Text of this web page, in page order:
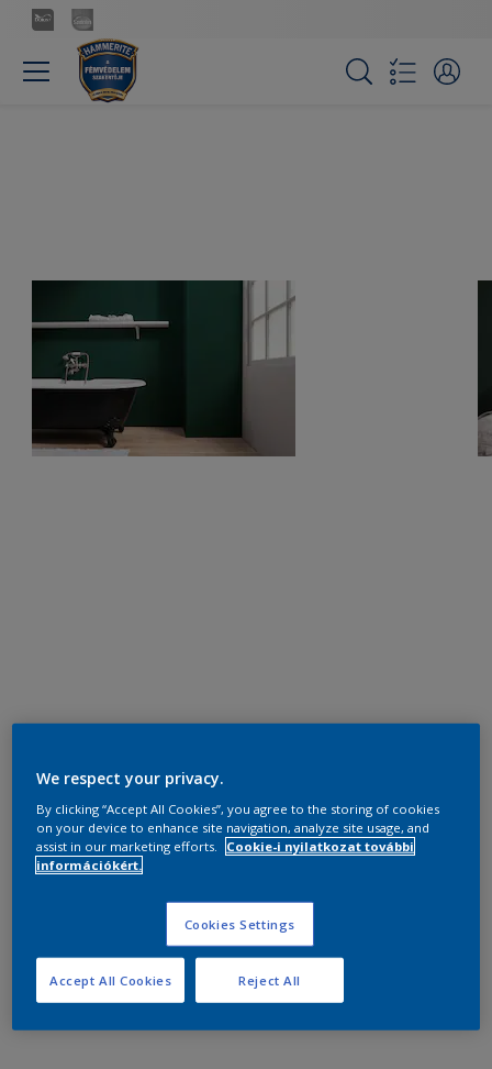
We respect your privacy.
By clicking “Accept All Cookies”, you agree to the storing of cookies
on your device to enhance site navigation, analyze site usage, and
assist in our marketing efforts.
Cookie-i nyilatkozat további
információkért.
Cookies Settings
Reject All
Accept All Cookies